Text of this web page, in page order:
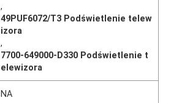
,
49PUF6072/T3 Podświetlenie telew
izora
,
7700-649000-D330 Podświetlenie t
elewizora
NA